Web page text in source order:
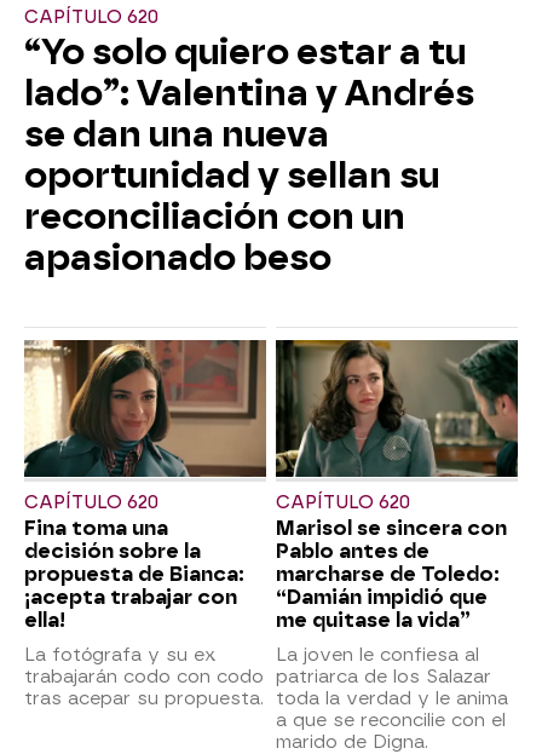
CAPÍTULO 620
“Yo solo quiero estar a tu
lado”: Valentina y Andrés
se dan una nueva
oportunidad y sellan su
reconciliación con un
apasionado beso
CAPÍTULO 620
Fina toma una
decisión sobre la
propuesta de Bianca:
¡acepta trabajar con
ella!
La fotógrafa y su ex
trabajarán codo con codo
tras acepar su propuesta.
CAPÍTULO 620
Marisol se sincera con
Pablo antes de
marcharse de Toledo:
“Damián impidió que
me quitase la vida”
La joven le confiesa al
patriarca de los Salazar
toda la verdad y le anima
a que se reconcilie con el
marido de Digna.